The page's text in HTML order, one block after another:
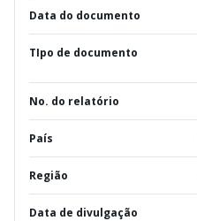
Data do documento
TIpo de documento
No. do relatório
País
Região
Data de divulgação